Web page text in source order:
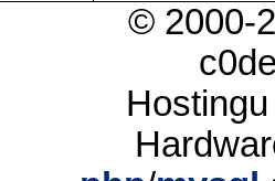
© 2000-